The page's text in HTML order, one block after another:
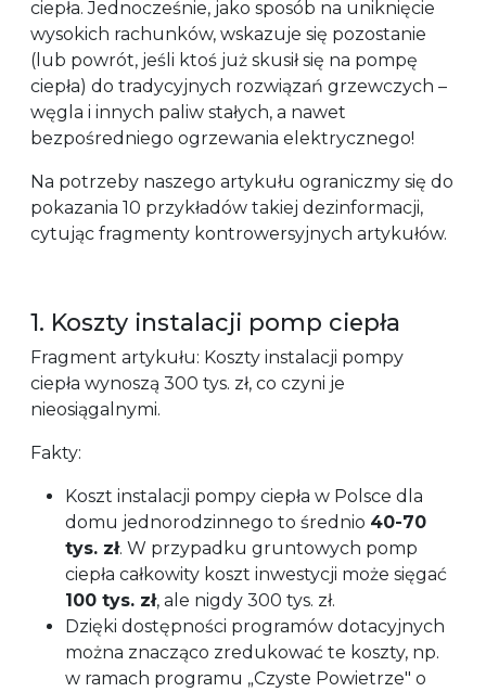
ciepła. Jednocześnie, jako sposób na uniknięcie
wysokich rachunków, wskazuje się pozostanie
(lub powrót, jeśli ktoś już skusił się na pompę
ciepła) do tradycyjnych rozwiązań grzewczych –
węgla i innych paliw stałych, a nawet
bezpośredniego ogrzewania elektrycznego!
Na potrzeby naszego artykułu ograniczmy się do
pokazania 10 przykładów takiej dezinformacji,
cytując fragmenty kontrowersyjnych artykułów.
1. Koszty instalacji pomp ciepła
Fragment artykułu: Koszty instalacji pompy
ciepła wynoszą 300 tys. zł, co czyni je
nieosiągalnymi.
Fakty:
Koszt instalacji pompy ciepła w Polsce dla
domu jednorodzinnego to średnio 40-70
tys. zł. W przypadku gruntowych pomp
ciepła całkowity koszt inwestycji może sięgać
100 tys. zł, ale nigdy 300 tys. zł.
Dzięki dostępności programów dotacyjnych
można znacząco zredukować te koszty, np.
w ramach programu „Czyste Powietrze" o